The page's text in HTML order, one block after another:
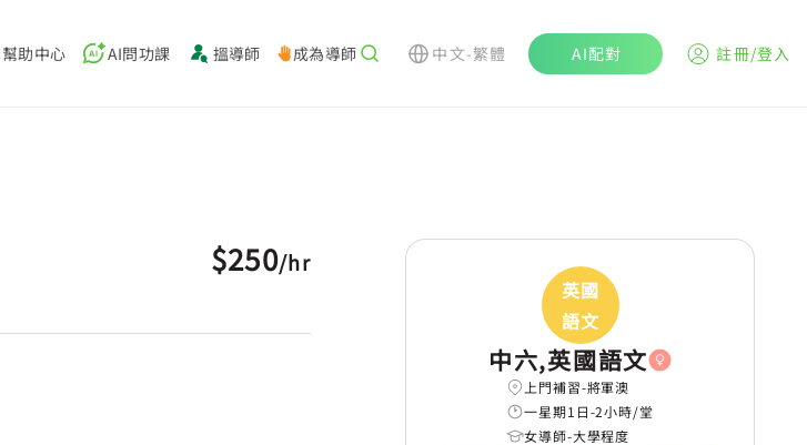
幫助中心 AI問功課 搵導師 成為導師 中文-繁體 AI配對 註冊/登入
$250/hr
英國
語文
中六,英國語文
上門補習-將軍澳
一星期1日-2小時/堂
女導師-大學程度